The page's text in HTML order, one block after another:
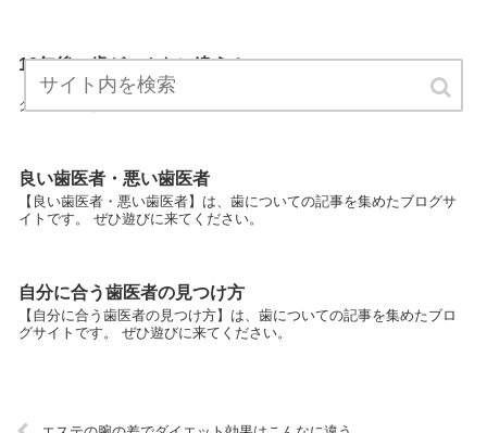
10年後の歯がこんなに違う！
【10年後の歯がこんなに違う！】は、歯についての記事を集めたブロ
グサイトです。 ぜひ遊びに来てください。
良い歯医者・悪い歯医者
【良い歯医者・悪い歯医者】は、歯についての記事を集めたブログサ
イトです。 ぜひ遊びに来てください。
自分に合う歯医者の見つけ方
【自分に合う歯医者の見つけ方】は、歯についての記事を集めたブロ
グサイトです。 ぜひ遊びに来てください。